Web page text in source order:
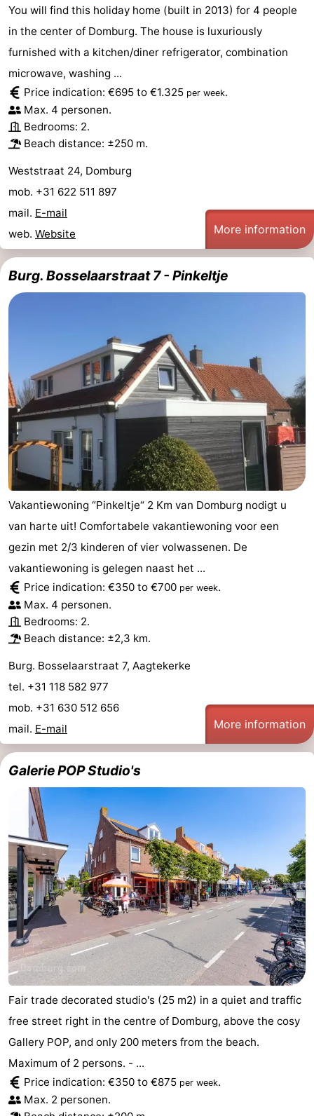
You will find this holiday home (built in 2013) for 4 people
in the center of Domburg. The house is luxuriously
furnished with a kitchen/diner refrigerator, combination
microwave, washing ...
Price indication: €695 to €1.325 per week.
Max. 4 personen.
Bedrooms: 2.
Beach distance: ±250 m.
Weststraat 24, Domburg
mob. +31 622 511 897
mail. E-mail
web. Website More information
Burg. Bosselaarstraat 7 - Pinkeltje
Vakantiewoning “Pinkeltje“ 2 Km van Domburg nodigt u
van harte uit! Comfortabele vakantiewoning voor een
gezin met 2/3 kinderen of vier volwassenen. De
vakantiewoning is gelegen naast het ...
Price indication: €350 to €700 per week.
Max. 4 personen.
Bedrooms: 2.
Beach distance: ±2,3 km.
Burg. Bosselaarstraat 7, Aagtekerke
tel. +31 118 582 977
mob. +31 630 512 656
mail. E-mail More information
Galerie POP Studio's
Fair trade decorated studio's (25 m2) in a quiet and traffic
free street right in the centre of Domburg, above the cosy
Gallery POP, and only 200 meters from the beach.
Maximum of 2 persons. - ...
Price indication: €350 to €875 per week.
Max. 2 personen.